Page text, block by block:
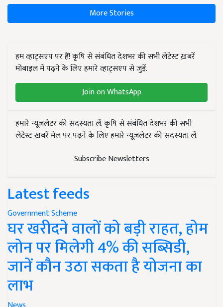
More Stories
हम व्हाट्सएप पर हैं! कृषि से संबंधित देशभर की सभी लेटेस्ट ख़बरें
मोबाइल में पढ़ने के लिए हमारे व्हाट्सएप से जुड़ें.
Join on WhatsApp
हमारे न्यूज़लेटर की सदस्यता लें. कृषि से संबंधित देशभर की सभी
लेटेस्ट ख़बरें मेल पर पढ़ने के लिए हमारे न्यूज़लेटर की सदस्यता लें.
Subscribe Newsletters
Latest feeds
Government Scheme
घर खरीदने वालों को बड़ी राहत, होम
लोन पर मिलेगी 4% की सब्सिडी,
जानें कौन उठा सकता है योजना का
लाभ